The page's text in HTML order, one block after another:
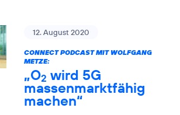
12. August 2020
CONNECT PODCAST MIT WOLFGANG
METZE:
„O2 wird 5G
massenmarktfähig
machen“